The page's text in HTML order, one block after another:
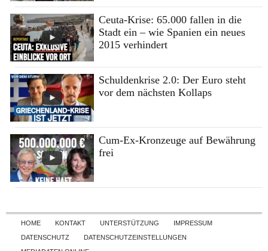
Ceuta-Krise: 65.000 fallen in die
Stadt ein – wie Spanien ein neues
2015 verhindert
Schuldenkrise 2.0: Der Euro steht
vor dem nächsten Kollaps
Cum-Ex-Kronzeuge auf Bewährung
frei
Skip to content
HOME KONTAKT UNTERSTÜTZUNG
IMPRESSUM
DATENSCHUTZ
DATENSCHUTZEINSTELLUNGEN